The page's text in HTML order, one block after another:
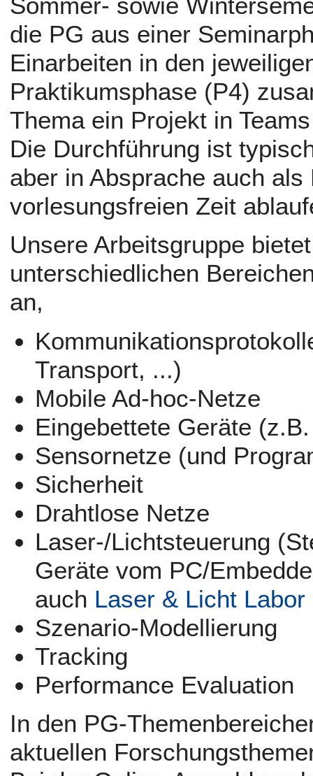
die PG aus einer
Einarbeiten in den
Praktikumsphase (P4)
Thema ein Projekt in
Die Durchführung ist
aber in Absprache auch
vorlesungsfreien Zeit
Unsere Arbeitsgruppe
unterschiedlichen
an,
Transport, ...)
Mobile Ad-hoc-Netze
Eingebettete Geräte
Sensornetze (und
Sicherheit
Drahtlose Netze
Laser-/Lichtsteuerung
Geräte vom PC/
auch Laser & Licht Labor
Szenario-Modellierung
Tracking
Performance Evaluation
In den PG-
aktuellen